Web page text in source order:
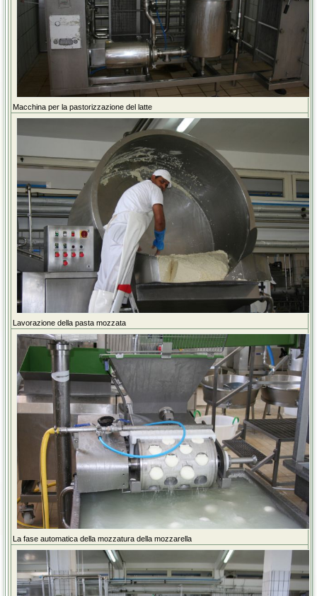
Macchina per la pastorizzazione del latte
Lavorazione della pasta mozzata
La fase automatica della mozzatura della mozzarella